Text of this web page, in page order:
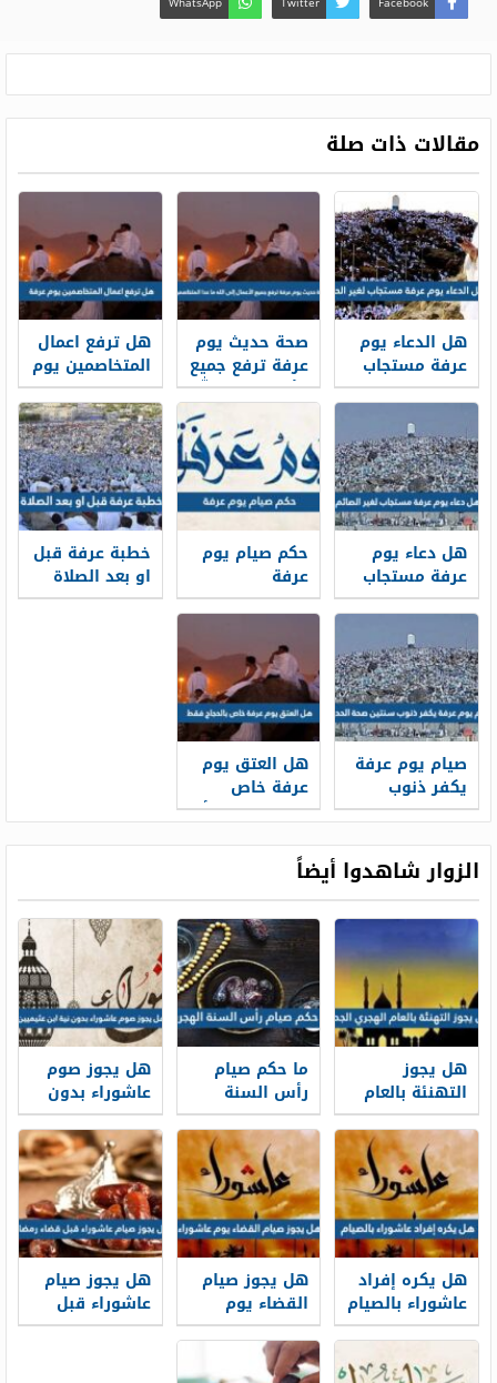
مقالات ذات صلة
هل الدعاء يوم
عرفة مستجاب
لغير الحاج
صحة حديث يوم
عرفة ترفع جميع
الأعمال إلى الله
ما عدا
المتخاصمين
هل ترفع اعمال
المتخاصمين يوم
عرفة
هل دعاء يوم
عرفة مستجاب
لغير الصائم
حكم صيام يوم
عرفة
خطبة عرفة قبل
او بعد الصلاة
صيام يوم عرفة
يكفر ذنوب
سنتين صحة
هل العتق يوم
عرفة خاص
بالحجاج فقط أم
المسلمينالزوار شاهدوا أيضاً
هل يجوز
التهنئة بالعام
الهجري الجديد
1448
ما حكم صيام
رأس السنة
الهجرية
هل يجوز صوم
عاشوراء بدون
نية ابن عثيميين
هل يكره إفراد
عاشوراء بالصيام
هل يجوز صيام
القضاء يوم
عاشوراء
هل يجوز صيام
عاشوراء قبل
قضاء رمضان